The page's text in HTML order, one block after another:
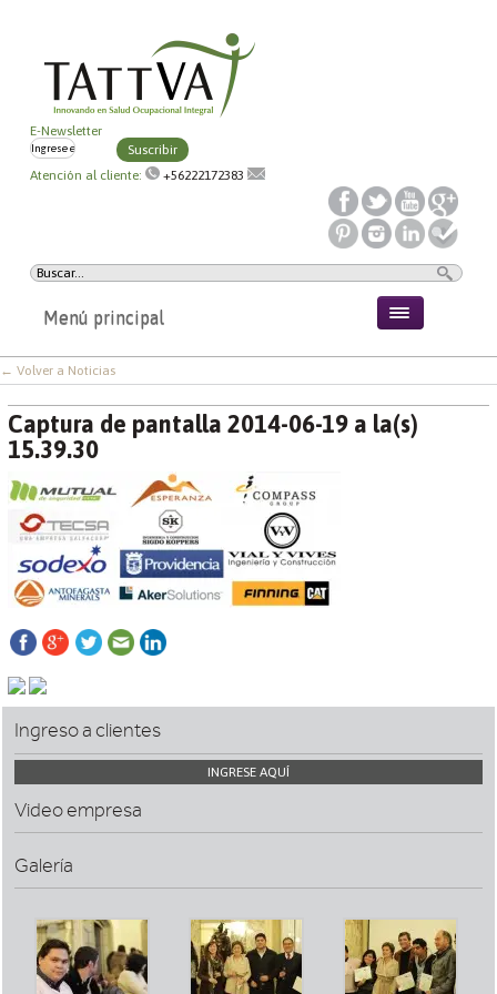
E-Newsletter
Suscribir
Atención al cliente:
+56222172383
Menú principal
← Volver a Noticias
Captura de pantalla 2014-06-19 a la(s)
15.39.30
Ingreso a clientes
INGRESE AQUÍ
Video empresa
Galería